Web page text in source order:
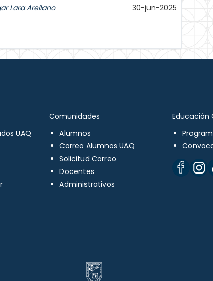
Lara Arellano 30-jun-2025
UAQ
Comunidades
Alumnos
Correo Alumnos UAQ
Solicitud Correo
Docentes
Administrativos
Educación